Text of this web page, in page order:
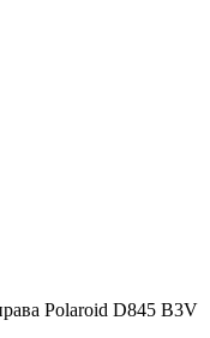
Polaroid D845 B3V